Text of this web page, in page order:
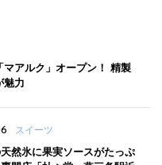
アルク」オープン！ 精製
魅力
スイーツ
然氷に果実ソースがたっぷ